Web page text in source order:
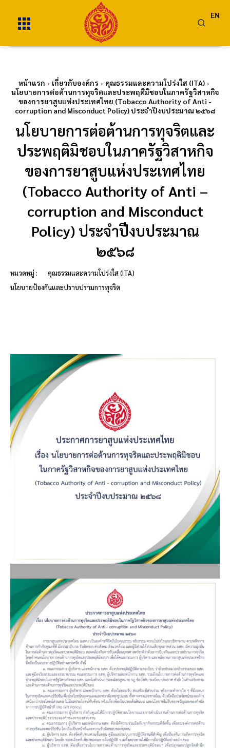
EN
หน้าแรก เกี่ยวกับองค์กร
คุณธรรมและความโปร่งใส (ITA)
นโยบายการต่อต้านการทุจริตและประพฤติมิชอบในภาครัฐวิสาหกิจ
ของการยาสูบแห่งประเทศไทย (Tobacco Authority of Anti -
corruption and Misconduct Policy) ประจำปีงบประมาณ ๒๕๖๘
นโยบายการต่อต้านการทุจริตและ
ประพฤติมิชอบในภาครัฐวิสาหกิจ
ของการยาสูบแห่งประเทศไทย
(Tobacco Authority of Anti –
corruption and Misconduct
Policy) ประจำปีงบประมาณ
๒๕๖๘
หมวดหมู่ :
คุณธรรมและความโปร่งใส (ITA)
นโยบายป้องกันและปราบปรามการทุจริต